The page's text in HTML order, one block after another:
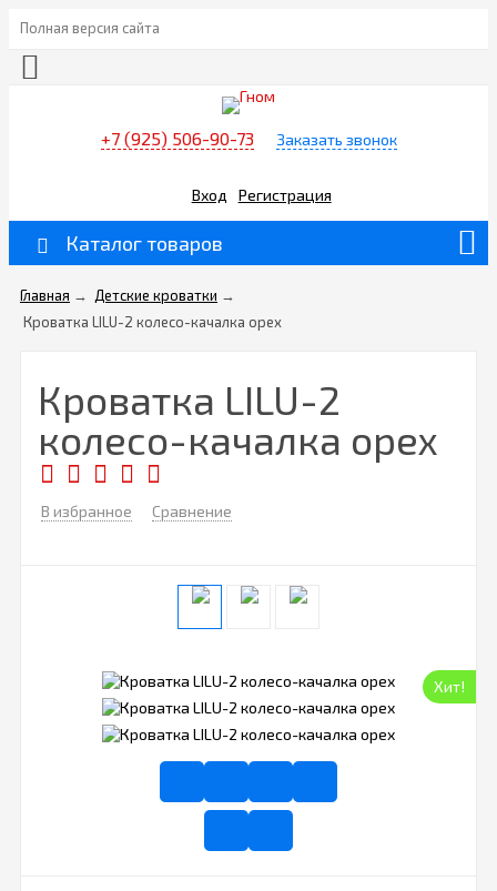
Полная версия сайта
+7 (925) 506-90-73 Заказать звонок
Вход Регистрация
Каталог товаров
Главная → Детские кроватки →
Кроватка LILU-2 колесо-качалка орех
Кроватка LILU-2
колесо-качалка орех
В избранное Сравнение
Хит!